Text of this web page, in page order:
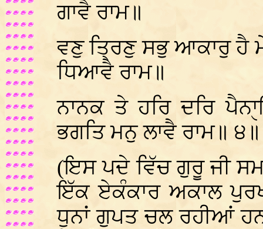
ਗਾਵੈ ਰਾਮ॥
ਵਣੁ ਤ੍ਰਿਣੁ ਸਭੁ ਆਕਾਰੁ ਹੈ
ਧਿਆਵੈ ਰਾਮ॥
ਨਾਨਕ ਤੇ ਹਰਿ ਦਰਿ
ਭਗਤਿ ਮਨੁ ਲਾਵੈ ਰਾਮ॥
(ਇਸ ਪਦੇ ਵਿੱਚ ਗੁਰੂ ਜੀ
ਇੱਕ ਏਕੰਕਾਰ ਅਕਾਲ
ਧੁਨਾਂ ਗੁਪਤ ਚਲ ਰਹੀਆਂ